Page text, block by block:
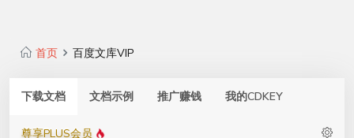
首页 百度文库VIP
下载文档 文档示例 推广赚钱 我的CDKEY
尊享PLUS会员